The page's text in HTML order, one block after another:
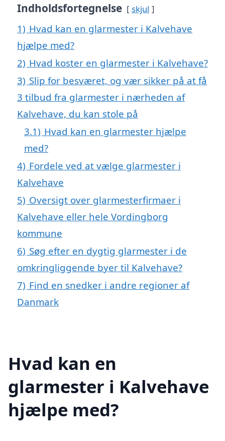
Indholdsfortegnelse skjul
1) Hvad kan en glarmester i Kalvehave
hjælpe med?
2) Hvad koster en glarmester i Kalvehave?
3) Slip for besværet, og vær sikker på at få
3 tilbud fra glarmester i nærheden af
Kalvehave, du kan stole på
3.1) Hvad kan en glarmester hjælpe
med?
4) Fordele ved at vælge glarmester i
Kalvehave
5) Oversigt over glarmesterfirmaer i
Kalvehave eller hele Vordingborg
kommune
6) Søg efter en dygtig glarmester i de
omkringliggende byer til Kalvehave?
7) Find en snedker i andre regioner af
Danmark
Hvad kan en
glarmester i Kalvehave
hjælpe med?